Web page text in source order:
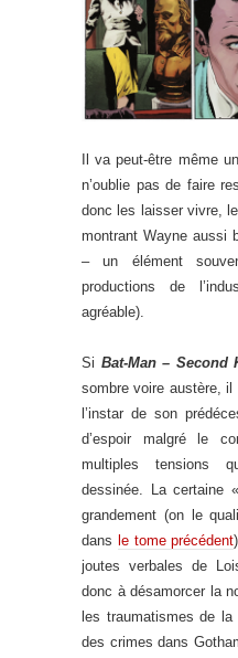
Il va peut-être même
n’oublie pas de faire
donc les laisser vivre,
montrant Wayne aussi
– un élément
productions de
agréable).
Si Bat-Man – Second
sombre voire austère, il
l’instar de son
d’espoir malgré le
multiples tensions
dessinée. La certaine
grandement (on le
dans le tome précédent
joutes verbales de
donc à désamorcer la
les traumatismes de la
des crimes dans